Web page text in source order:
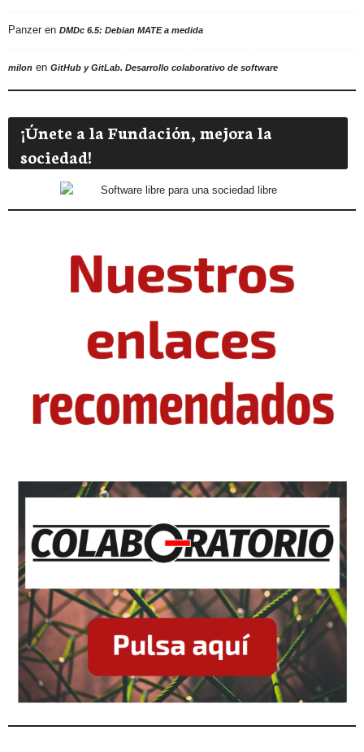
Panzer en DMDc 6.5: Debian MATE a medida
milon en GitHub y GitLab. Desarrollo colaborativo de software
¡Únete a la Fundación, mejora la
sociedad!